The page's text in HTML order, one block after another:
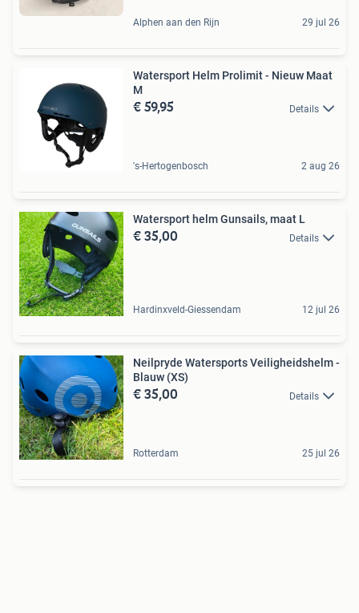
Alphen aan den Rijn 29 jul 26
Watersport Helm Prolimit - Nieuw Maat
M
€ 59,95 Details
's-Hertogenbosch 2 aug 26
Watersport helm Gunsails, maat L
€ 35,00 Details
Hardinxveld-Giessendam 12 jul 26
Neilpryde Watersports Veiligheidshelm -
Blauw (XS)
€ 35,00 Details
Rotterdam 25 jul 26